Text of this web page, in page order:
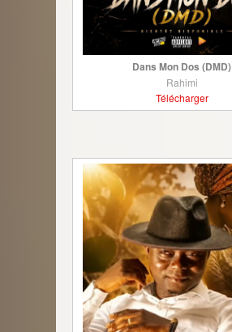
Dans Mon Dos (DMD)
Rahimi
Télécharger